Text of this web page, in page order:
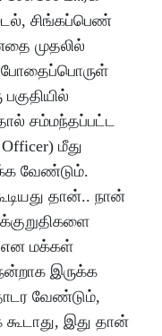
சிங்கப்பெண்
முதலில்
போதைப்பொருள்
சம்மந்தப்பட்ட
மீது
வேண்டும்.
தான்.. நான்
என மக்கள்
இருக்க
வேண்டும்,
இது தான்